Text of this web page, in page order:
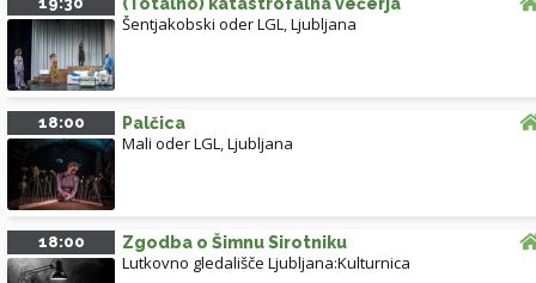
Šentjakobski oder LGL,Ljubljana
18:00 Palčica
Mali oder LGL,Ljubljana
18:00 Zgodba o Šimnu Sirotniku
Lutkovno gledališče Ljubljana:Kulturnica